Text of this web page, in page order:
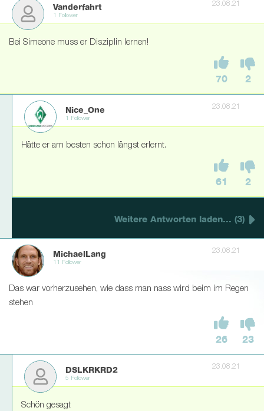
Vanderfahrt
1 Follower
23.08.21
Bei Simeone muss er Disziplin lernen!
70 2
Nice_One
1 Follower
23.08.21
Hätte er am besten schon längst erlernt.
61 2
Weitere Antworten laden... (3)
MichaelLang
11 Follower
23.08.21
Das war vorherzusehen, wie dass man nass wird beim im Regen
stehen
26 23
DSLKRKRD2
5 Follower
23.08.21
Schön gesagt